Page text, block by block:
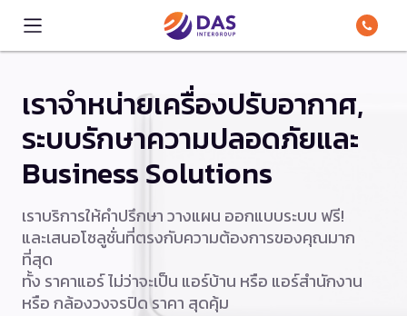
เราจำหน่ายเครื่องปรับอากาศ,
ระบบรักษาความปลอดภัยและ
Business Solutions
เราบริการให้คำปรึกษา วางแผน ออกแบบระบบ ฟรี!
และเสนอโซลูชั่นที่ตรงกับความต้องการของคุณมาก
ที่สุด
ทั้ง ราคาแอร์ ไม่ว่าจะเป็น แอร์บ้าน หรือ แอร์สำนักงาน
หรือ กล้องวงจรปิด ราคา สุดคุ้ม